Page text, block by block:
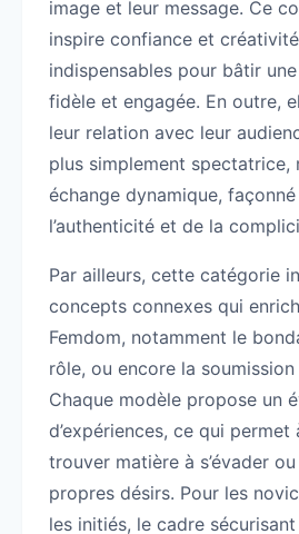
image et leur message. Ce
inspire confiance et
indispensables pour bâtir
fidèle et engagée. En outre,
leur relation avec leur
plus simplement spectatrice,
échange dynamique,
l’authenticité et de la
Par ailleurs, cette catégorie
concepts connexes qui
Femdom, notamment le
rôle, ou encore la
Chaque modèle propose un
d’expériences, ce qui permet
trouver matière à s’évader
propres désirs. Pour les
les initiés, le cadre sécurisant